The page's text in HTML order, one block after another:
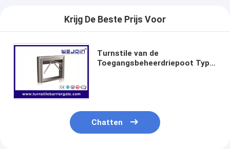
Krijg De Beste Prijs Voor
Turnstile van de
Toegangsbeheerdriepoot Type
Chatten